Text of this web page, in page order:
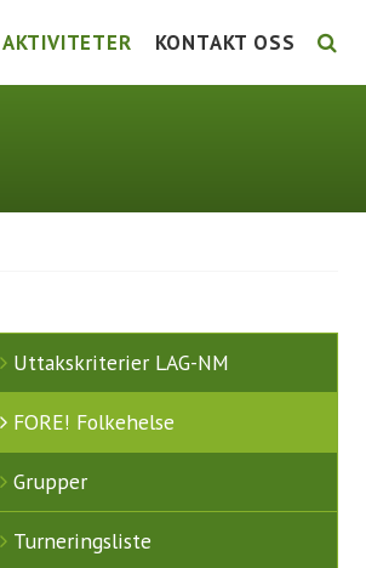
AKTIVITETER
GRUPPER
KONTAKT OSS
KOMITÉER / GRUPPER
Uttakskriterier LAG-NM
FORE! Folkehelse
Grupper
Turneringsliste